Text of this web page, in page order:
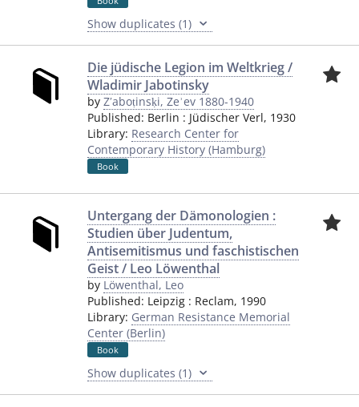
Show duplicates (1)
Die jüdische Legion im Weltkrieg /
Wladimir Jabotinsky
by Zʹaboṭinsḳi, Zeʾev 1880-1940
Published: Berlin : Jüdischer Verl, 1930
Library: Research Center for
Contemporary History (Hamburg)
Book
Untergang der Dämonologien :
Studien über Judentum,
Antisemitismus und faschistischen
Geist / Leo Löwenthal
by Löwenthal, Leo
Published: Leipzig : Reclam, 1990
Library: German Resistance Memorial
Center (Berlin)
Book
Show duplicates (1)